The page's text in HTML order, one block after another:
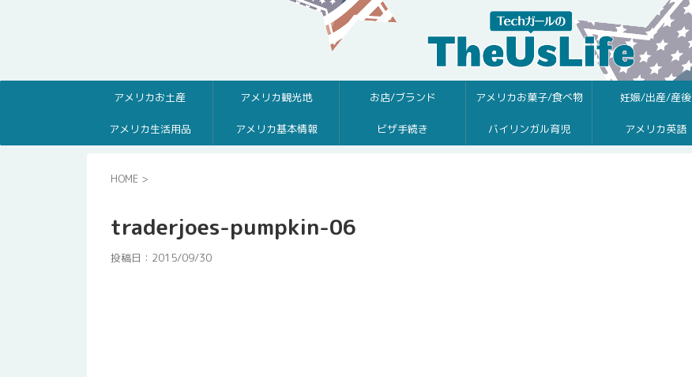
アメリカお土産 アメリカ観光地 お店/ブランド アメリカお菓子/食べ物 妊娠/出産/産後
アメリカ生活用品 アメリカ基本情報 ビザ手続き バイリンガル育児 アメリカ英語
HOME >
traderjoes-pumpkin-06
投稿日： 2015/09/30